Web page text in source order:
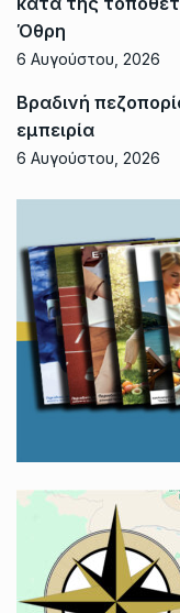
Όθρη
6 Αυγούστου, 2026
Βραδινή
εμπειρία
6 Αυγούστου, 2026